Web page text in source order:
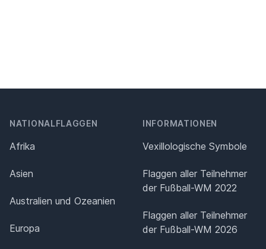
NATIONALFLAGGEN
Afrika
Asien
Australien und Ozeanien
Europa
INFORMATIONEN
Vexillologische Symbole
Flaggen aller Teilnehmer
der Fußball-WM 2022
Flaggen aller Teilnehmer
der Fußball-WM 2026